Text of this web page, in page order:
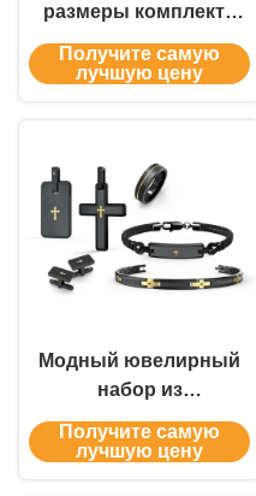
размеры комплекта
ювелирных изделий
из нержавеющей
поверхности и
металла
Получите самую
лучшую цену
Модный ювелирный
набор из
нержавеющей стали
для мужчин -
Получите самую
лучшую цену